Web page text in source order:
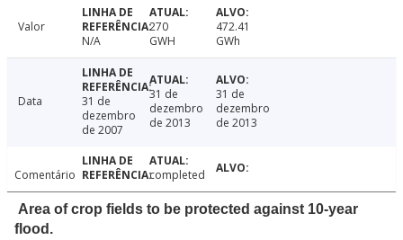
Valor
N/A
270
GWH
472.41
GWh
Data
31 de
dezembro
de 2007
31 de
dezembro
de 2013
31 de
dezembro
de 2013
Comentário completed
Area of crop fields to be protected against 10-year
flood.